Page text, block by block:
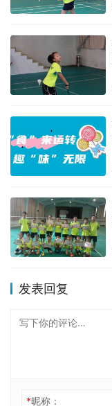
发表回复
*昵称：